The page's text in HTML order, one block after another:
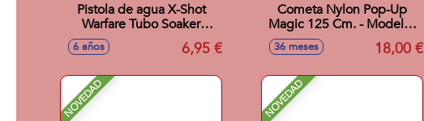
Pistola de agua X-Shot
Warfare Tubo Soaker
Open pequeña
6 años 6,95 €
Cometa Nylon Pop-Up
Magic 125 Cm. - Modelos
surtidos
36 meses 18,00 €
NOVEDAD NOVEDAD